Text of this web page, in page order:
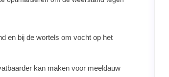
en bij de wortels om vocht op het
kan maken voor meeldauw